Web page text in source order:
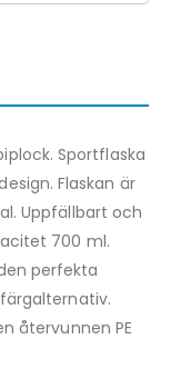
Sportflaska
Flaskan är
Uppfällbart och
700 ml.
perfekta
återvunnen PE